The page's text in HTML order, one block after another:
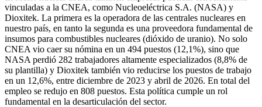
vinculadas a la CNEA, como Nucleoeléctrica S.A. (NASA) y
Dioxitek. La primera es la operadora de las centrales nucleares en
nuestro país, en tanto la segunda es una proveedora fundamental de
insumos para combustibles nucleares (dióxido de uranio). No solo
CNEA vio caer su nómina en un 494 puestos (12,1%), sino que
NASA perdió 282 trabajadores altamente especializados (8,8% de
su plantilla) y Dioxitek también vio reducirse los puestos de trabajo
en un 12,6%, entre diciembre de 2023 y abril de 2026. En total del
empleo se redujo en 808 puestos. Esta política cumple un rol
fundamental en la desarticulación del sector.